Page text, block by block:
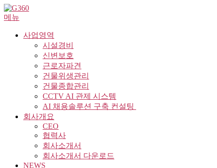
내
용
메뉴
사업영역
시설경비
신변보호
근로자파견
건물위생관리
건물종합관리
CCTV AI 관제 시스템
AI 채용솔루션 구축 컨설팅 ​
회사개요
CEO
협력사
회사소개서
회사소개서 다운로드
NEWS